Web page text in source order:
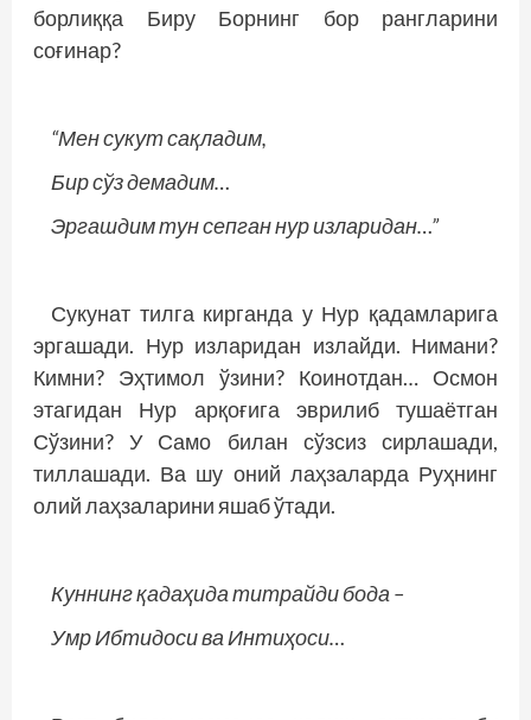
борлиққа Биру Борнинг бор рангларини
соғинар?
“Мен сукут сақладим,
Бир сўз демадим…
Эргашдим тун сепган нур изларидан…”
Сукунат тилга кирганда у Нур қадамларига
эргашади. Нур изларидан излайди. Нимани?
Кимни? Эҳтимол ўзини? Коинотдан… Осмон
этагидан Нур арқоғига эврилиб тушаётган
Сўзини? У Само билан сўзсиз сирлашади,
тиллашади. Ва шу оний лаҳзаларда Руҳнинг
олий лаҳзаларини яшаб ўтади.
Куннинг қадаҳида титрайди бода –
Умр Ибтидоси ва Интиҳоси…